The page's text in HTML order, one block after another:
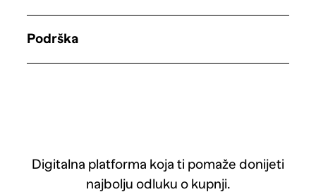
Digitalna platforma koja ti pomaže donijeti
najbolju odluku o kupnji.
Podrška